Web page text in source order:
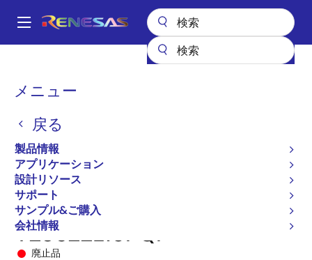
ン
Main
メニュー
戻る
製品情報
アプリケーション
設計リソース
サポート
サンプル&ご購入
会社情報
パ
く
ず
FIFO製品 同期FIFO
723622
723622L15PQF
廃止品